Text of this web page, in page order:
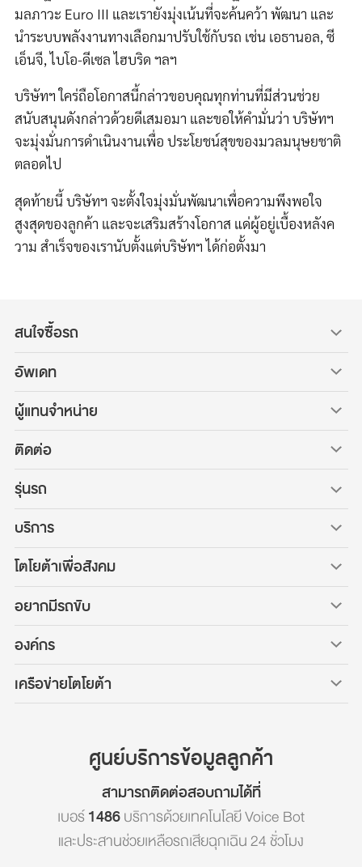
มลภาวะ Euro III และเรายังมุ่งเน้นที่จะค้นคว้า พัฒนา และ
นำระบบพลังงานทางเลือกมาปรับใช้กับรถ เช่น เอธานอล, ซี
เอ็นจี, ไบโอ-ดีเซล ไฮบริด ฯลฯ
บริษัทฯ ใคร่ถือโอกาสนี้กล่าวขอบคุณทุกท่านที่มีส่วนช่วย
สนับสนุนดังกล่าวด้วยดีเสมอมา และขอให้คำมั่นว่า บริษัทฯ
จะมุ่งมั่นการดำเนินงานเพื่อ ประโยชน์สุขของมวลมนุษยชาติ
ตลอดไป
สุดท้ายนี้ บริษัทฯ จะตั้งใจมุ่งมั่นพัฒนาเพื่อความพึงพอใจ
สูงสุดของลูกค้า และจะเสริมสร้างโอกาส แด่ผู้อยู่เบื้องหลังค
วาม สำเร็จของเรานับตั้งแต่บริษัทฯ ได้ก่อตั้งมา
สนใจซื้อรถ
อัพเดท
ผู้แทนจำหน่าย
ติดต่อ
รุ่นรถ
บริการ
โตโยต้าเพื่อสังคม
อยากมีรถขับ
องค์กร
เครือข่ายโตโยต้า
ศูนย์บริการข้อมูลลูกค้า
สามารถติดต่อสอบถามได้ที่
เบอร์1486บริการด้วยเทคโนโลยี Voice Bot
และประสานช่วยเหลือรถเสียฉุกเฉิน 24 ชั่วโมง